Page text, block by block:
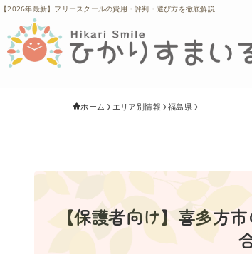
【2026年最新】フリースクールの費用・評判・選び方を徹底解説
ホーム エリア別情報 福島県
【保護者向け】喜多方